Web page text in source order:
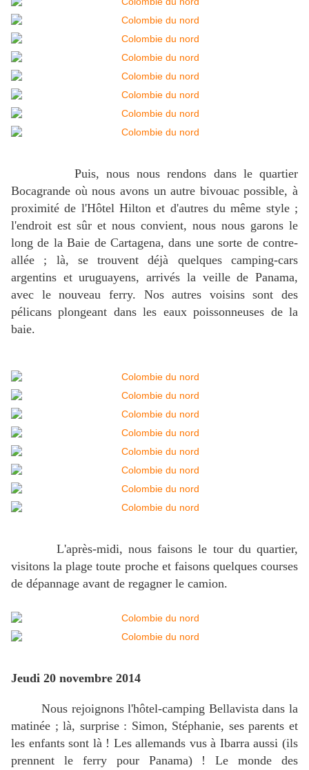
Puis, nous nous rendons dans le quartier
Bocagrande où nous avons un autre bivouac possible, à
proximité de l'Hôtel Hilton et d'autres du même style ;
l'endroit est sûr et nous convient, nous nous garons le
long de la Baie de Cartagena, dans une sorte de contre-
allée ; là, se trouvent déjà quelques camping-cars
argentins et uruguayens, arrivés la veille de Panama,
avec le nouveau ferry. Nos autres voisins sont des
pélicans plongeant dans les eaux poissonneuses de la
baie.
L'après-midi, nous faisons le tour du quartier,
visitons la plage toute proche et faisons quelques courses
de dépannage avant de regagner le camion.
Jeudi 20 novembre 2014
Nous rejoignons l'hôtel-camping Bellavista dans la
matinée ; là, surprise : Simon, Stéphanie, ses parents et
les enfants sont là ! Les allemands vus à Ibarra aussi (ils
prennent le ferry pour Panama) ! Le monde des